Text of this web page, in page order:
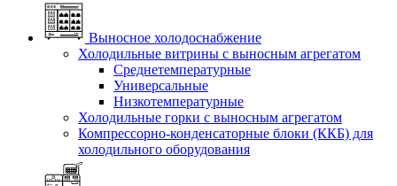
Выносное холодоснабжение
Холодильные витрины с выносным агрегатом
Среднетемпературные
Универсальные
Низкотемпературные
Холодильные горки с выносным агрегатом
Компрессорно-конденсаторные блоки (ККБ) для
холодильного оборудования